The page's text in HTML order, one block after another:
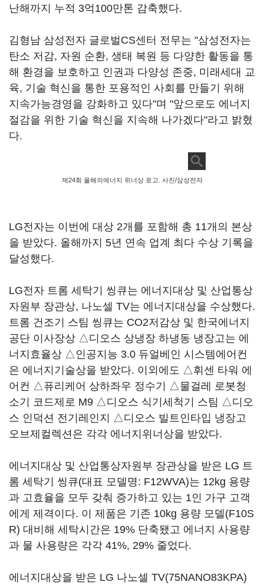
난해까지 누적 3억100만톤 감축했다.
김형남 삼성전자 글로벌CS센터 전무는 "삼성전자는
탄소 저감, 자원 순환, 생태 복원 등 다양한 활동을 통
해 환경을 보호하고 인권과 다양성 존중, 미래세대 교
육, 기술 혁신을 통한 포용적인 사회를 만들기 위해
지속가능경영을 강화하고 있다"며 "앞으로도 에너지
절감을 위한 기술 혁신을 지속해 나가겠다"라고 밝혔
다.
제24회 올해의에너지 위너상 로고. 사진/삼성전자
LG전자는 이번에 대상 2개를 포함해 총 11개의 본상
을 받았다. 올해까지 5년 연속 업계 최다 수상 기록을
달성했다.
LG전자 트롬 세탁기 씽큐는 에너지대상 및 산업통상
자원부 장관상, 나노셀 TV는 에너지대상을 수상했다.
트롬 건조기 스팀 씽큐는 CO2저감상 및 한국에너지
공단 이사장상 △디오스 상냉장 하냉동 냉장고는 에
너지효율상 △인공지능 3.0 듀얼베인 시스템에어컨
은 에너지기술상을 받았다. 이외에도 △휘센 타워 에
어컨 △퓨리케어 상하좌우 정수기 △물걸레 로봇청
소기 코드제로 M9 △디오스 식기세척기 스팀 △디오
스 인덕션 전기레인지 △디오스 빌트인타입 냉장고
오브제컬렉션은 각각 에너지위너상을 받았다.
에너지대상 및 산업통상자원부 장관상을 받은 LG 트
롬 세탁기 씽큐(대표 모델명: F12WVA)는 12kg 용량
과 고효율을 모두 갖춰 증가하고 있는 1인 가구 고객
에게 제격이다. 이 제품은 기존 10kg 용량 모델(F10S
R) 대비해 세탁시간은 19% 단축됐고 에너지 사용량
과 물 사용량은 각각 41%, 29% 줄었다.
에너지대상을 받은 LG 나노셀 TV(75NANO83KPA)